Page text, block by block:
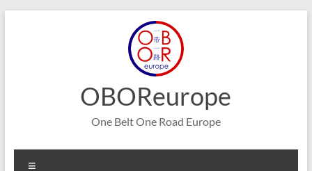
OBOReurope
One Belt One Road Europe